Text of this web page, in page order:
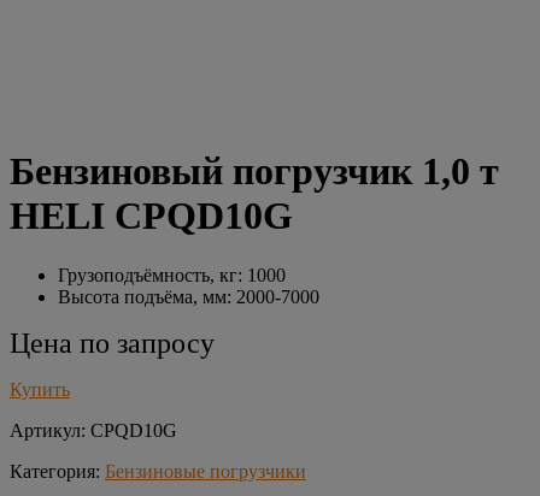
Бензиновый погрузчик 1,0 т
HELI CPQD10G
Грузоподъёмность, кг: 1000
Высота подъёма, мм: 2000-7000
Цена по запросу
Купить
Артикул: CPQD10G
Категория: Бензиновые погрузчики